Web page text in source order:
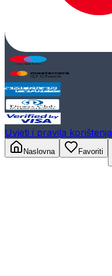
Uvjeti i pravila korištenja
Naslovna
Favoriti